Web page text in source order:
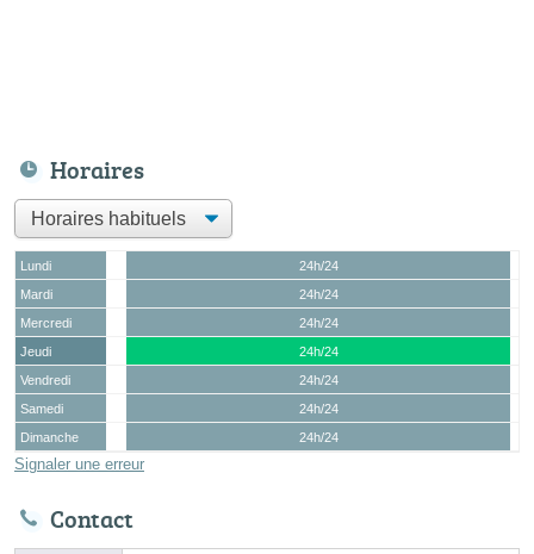
Horaires
Lundi
24h/24
Mardi
24h/24
Mercredi
24h/24
Jeudi
24h/24
Vendredi
24h/24
Samedi
24h/24
Dimanche
24h/24
Signaler une erreur
Contact